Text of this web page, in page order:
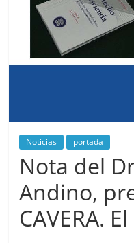
Noticias portada
Nota del
Andino,
CAVERA.